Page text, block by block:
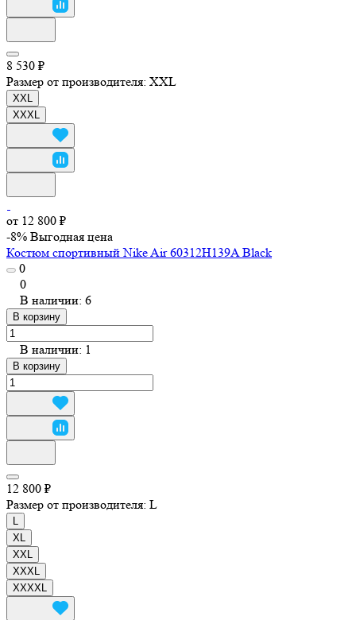
8 530 ₽
Размер от производителя: XXL
XXL
XXXL
от 12 800 ₽
-8% Выгодная цена
Костюм спортивный Nike Air 60312H139A Black
0
0
В наличии: 6
В корзину
В наличии: 1
В корзину
12 800 ₽
Размер от производителя: L
XL
XXL
XXXL
XXXXL